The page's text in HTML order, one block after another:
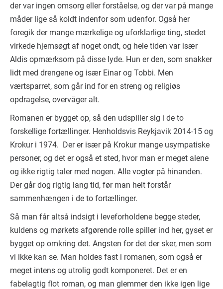
der var ingen omsorg eller forståelse, og der var på mange
måder lige så koldt indenfor som udenfor. Også her
foregik der mange mærkelige og uforklarlige ting, stedet
virkede hjemsøgt af noget ondt, og hele tiden var især
Aldis opmærksom på disse lyde. Hun er den, som snakker
lidt med drengene og især Einar og Tobbi. Men
værtsparret, som går ind for en streng og religiøs
opdragelse, overvåger alt.
Romanen er bygget op, så den udspiller sig i de to
forskellige fortællinger. Henholdsvis Reykjavik 2014-15 og
Krokur i 1974. Der er især på Krokur mange usympatiske
personer, og det er også et sted, hvor man er meget alene
og ikke rigtig taler med nogen. Alle vogter på hinanden.
Der går dog rigtig lang tid, før man helt forstår
sammenhængen i de to fortællinger.
Så man får altså indsigt i leveforholdene begge steder,
kuldens og mørkets afgørende rolle spiller ind her, gyset er
bygget op omkring det. Angsten for det der sker, men som
vi ikke kan se. Man holdes fast i romanen, som også er
meget intens og utrolig godt komponeret. Det er en
fabelagtig flot roman, og man glemmer den ikke igen lige